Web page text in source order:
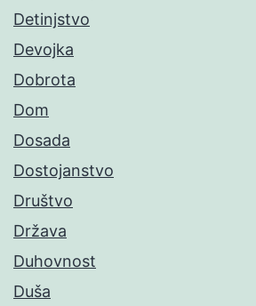
Detinjstvo
Devojka
Dobrota
Dom
Dosada
Dostojanstvo
Društvo
Država
Duhovnost
Duša